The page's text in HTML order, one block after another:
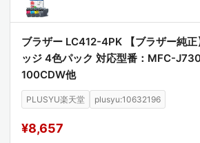
ブラザー LC412-4PK 【ブラザー純正
ッジ 4色パック 対応型番：MFC-
100CDW他
PLUSYU楽天堂 plusyu:10632196
¥8,657